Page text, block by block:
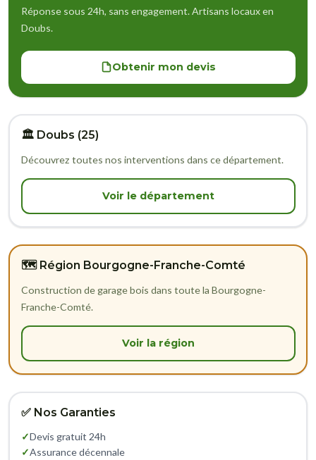
Réponse sous 24h, sans engagement. Artisans locaux en
Doubs.
Obtenir mon devis
🏛️ Doubs (25)
Découvrez toutes nos interventions dans ce département.
Voir le département
🗺️ Région Bourgogne-Franche-Comté
Construction de garage bois dans toute la Bourgogne-
Franche-Comté.
Voir la région
✅ Nos Garanties
✓Devis gratuit 24h
✓Assurance décennale